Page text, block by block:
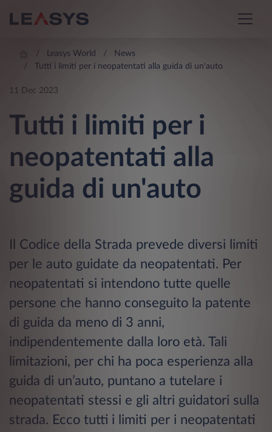
Leasys World
News
Tutti i limiti per i neopatentati alla guida di un'auto
11 Dec 2023
Tutti i limiti per i
neopatentati alla
guida di un'auto
Il Codice della Strada prevede diversi limiti
per le auto guidate da neopatentati. Per
neopatentati si intendono tutte quelle
persone che hanno conseguito la patente
di guida da meno di 3 anni,
indipendentemente dalla loro età. Tali
limitazioni, per chi ha poca esperienza alla
guida di un’auto, puntano a tutelare i
neopatentati stessi e gli altri guidatori sulla
strada. Ecco tutti i limiti per i neopatentati